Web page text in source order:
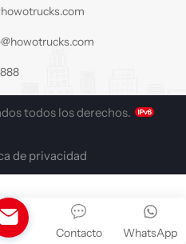
todos los derechos.
de privacidad
WhatsApp
Contacto